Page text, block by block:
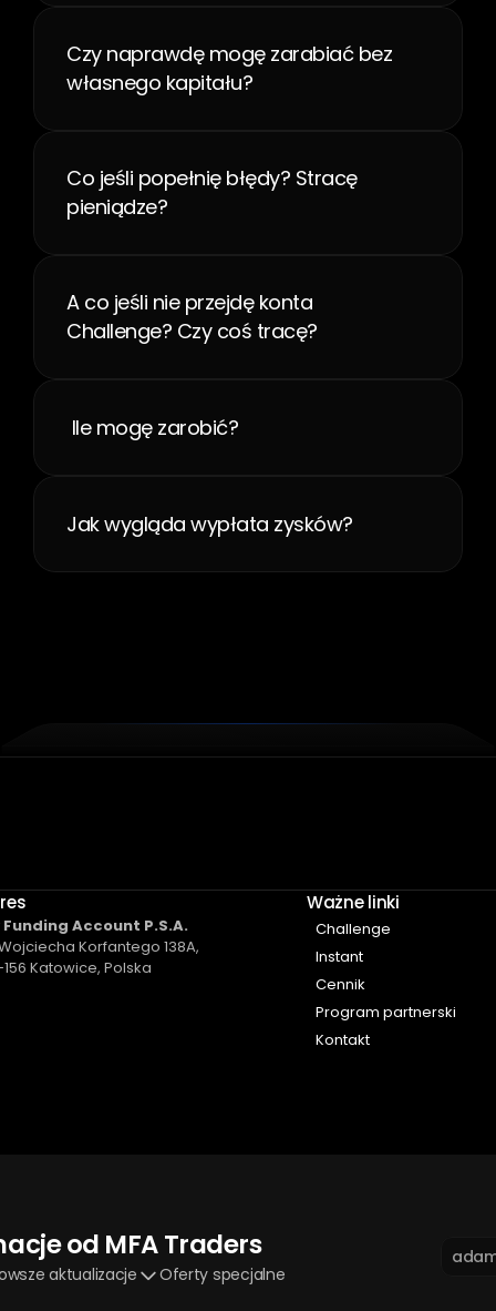
Czy naprawdę mogę zarabiać bez
własnego kapitału?
Co jeśli popełnię błędy? Stracę
pieniądze?
A co jeśli nie przejdę konta
Challenge? Czy coś tracę?
Ile mogę zarobić?
Jak wygląda wypłata zysków?
Funding Account P.S.A​.
Korfantego 138A,
Katowice, Polska
Ważne linki
Challenge
Instant
Cennik
Program partnerski
Kontakt
od MFA Traders
aktualizacje Oferty specjalne